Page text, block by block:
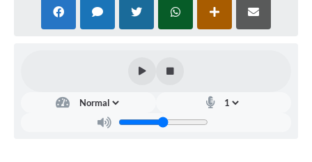
Telefones Úteis